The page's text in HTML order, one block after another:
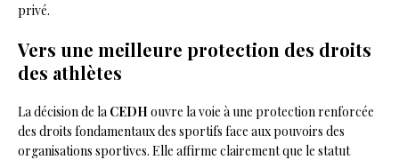
privé.
Vers une meilleure protection des droits
des athlètes
La décision de la CEDH ouvre la voie à une protection renforcée
des droits fondamentaux des sportifs face aux pouvoirs des
organisations sportives. Elle affirme clairement que le statut